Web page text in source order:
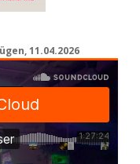
11.04.2026